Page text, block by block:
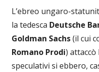
L’ebreo ungaro-
la tedesca Deutsche
Goldman Sachs(il cui
Romano Prodi) attaccò
speculativi si ebbero,